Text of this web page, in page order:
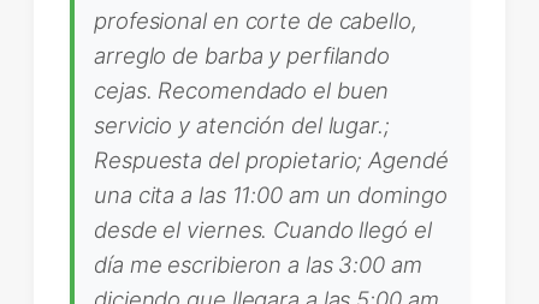
profesional en corte de cabello,
arreglo de barba y perfilando
cejas. Recomendado el buen
servicio y atención del lugar.;
Respuesta del propietario; Agendé
una cita a las 11:00 am un domingo
desde el viernes. Cuando llegó el
día me escribieron a las 3:00 am
diciendo que llegara a las 5:00 am